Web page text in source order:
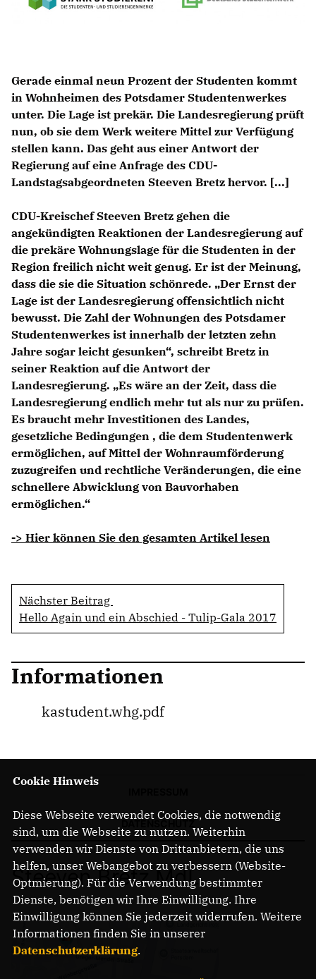
Gerade einmal neun Prozent der Studenten kommt
in Wohnheimen des Potsdamer Studentenwerkes
unter. Die Lage ist prekär. Die Landesregierung prüft
nun, ob sie dem Werk weitere Mittel zur Verfügung
stellen kann. Das geht aus einer Antwort der
Regierung auf eine Anfrage des CDU-
Landstagsabgeordneten Steeven Bretz hervor. [...]
CDU-Kreischef Steeven Bretz gehen die
angekündigten Reaktionen der Landesregierung auf
die prekäre Wohnungslage für die Studenten in der
Region freilich nicht weit genug. Er ist der Meinung,
dass die sie die Situation schönrede. „Der Ernst der
Lage ist der Landesregierung offensichtlich nicht
bewusst. Die Zahl der Wohnungen des Potsdamer
Studentenwerkes ist innerhalb der letzten zehn
Jahre sogar leicht gesunken“, schreibt Bretz in
seiner Reaktion auf die Antwort der
Landesregierung. „Es wäre an der Zeit, dass die
Landesregierung endlich mehr tut als nur zu prüfen.
Es braucht mehr Investitionen des Landes,
gesetzliche Bedingungen , die dem Studentenwerk
ermöglichen, auf Mittel der Wohnraumförderung
zuzugreifen und rechtliche Veränderungen, die eine
schnellere Abwicklung von Bauvorhaben
ermöglichen.“
-> Hier können Sie den gesamten Artikel lesen
Nächster Beitrag
Hello Again und ein Abschied - Tulip-Gala 2017
Informationen
kastudent.whg.pdf
Steeven Bretz MdL
Cookie Hinweis
Diese Webseite verwendet Cookies, die notwendig
sind, um die Webseite zu nutzen. Weiterhin
verwenden wir Dienste von Drittanbietern, die uns
helfen, unser Webangebot zu verbessern (Website-
Optmierung). Für die Verwendung bestimmter
Dienste, benötigen wir Ihre Einwilligung. Ihre
Einwilligung können Sie jederzeit widerrufen. Weitere
Informationen finden Sie in unserer
Datenschutzerklärung.